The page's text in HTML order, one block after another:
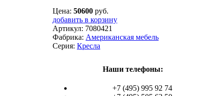
Цена: 50600 руб.
добавить в корзину
Артикул: 7080421
Фабрика: Американская мебель
Серия: Кресла
Наши телефоны:
+7 (495) 995 92 74